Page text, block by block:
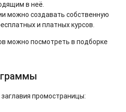
в неё.
можно создавать собственную
и платных курсов.
можно посмотреть в подборке
промостраницы: